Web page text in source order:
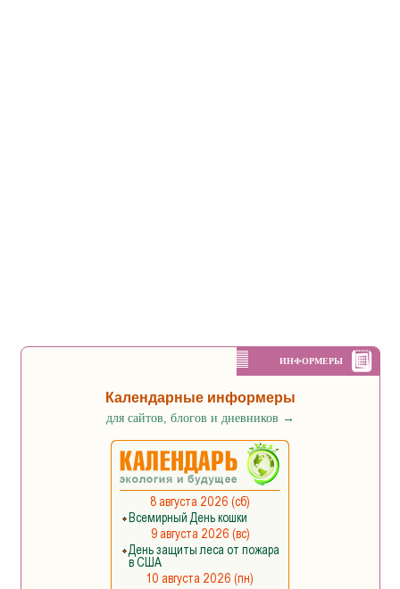
ИНФОРМЕРЫ
Календарные информеры
для сайтов, блогов и дневников →